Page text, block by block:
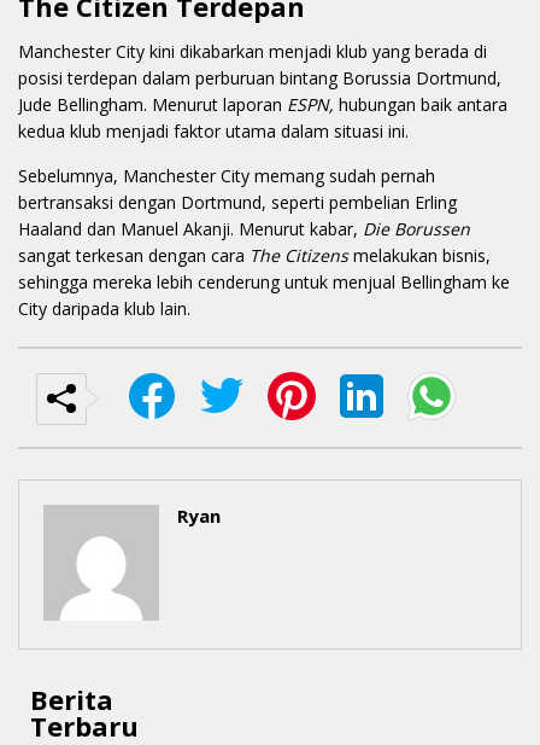
Manchester City kini dikabarkan menjadi klub yang berada di
posisi terdepan dalam perburuan bintang Borussia Dortmund,
Jude Bellingham. Menurut laporan ESPN, hubungan baik antara
kedua klub menjadi faktor utama dalam situasi ini.
Sebelumnya, Manchester City memang sudah pernah
bertransaksi dengan Dortmund, seperti pembelian Erling
Haaland dan Manuel Akanji. Menurut kabar, Die Borussen
sangat terkesan dengan cara The Citizensmelakukan bisnis,
sehingga mereka lebih cenderung untuk menjual Bellingham ke
City daripada klub lain.
Ryan
Berita
Terbaru